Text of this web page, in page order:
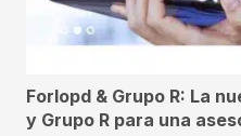
Forlopd & Grupo R: La
y Grupo R para una